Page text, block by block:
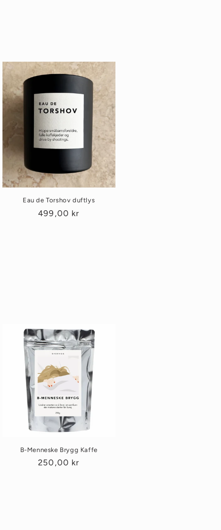
Eau de Torshov duftlys
Vanlig
499,00 kr
B-Menneske Brygg Kaffe
Vanlig
250,00 kr